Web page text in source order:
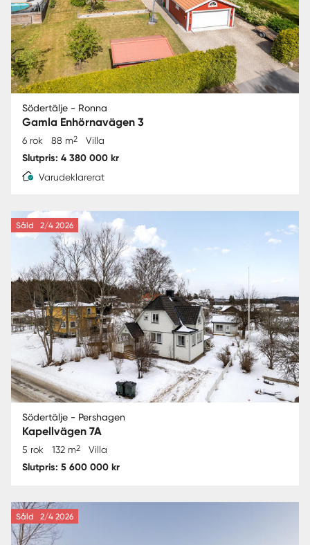
Södertälje - Ronna
Gamla Enhörnavägen 3
6 rok 88 m2 Villa
Slutpris: 4 380 000 kr
Varudeklarerat
Såld 2/4 2026
Södertälje - Pershagen
Kapellvägen 7A
5 rok 132 m2 Villa
Slutpris: 5 600 000 kr
Såld 2/4 2026